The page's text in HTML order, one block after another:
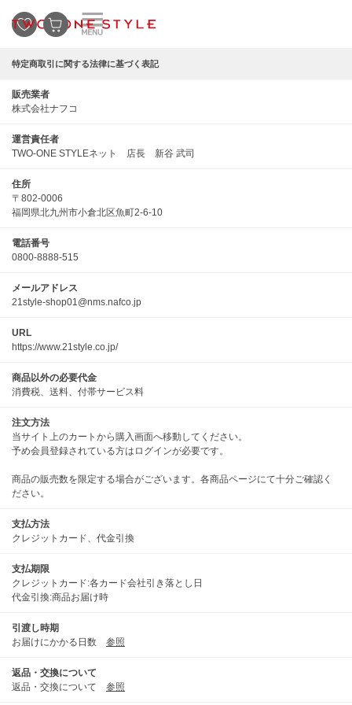
特定商取引に関する法律に基づく表記
販売業者
株式会社ナフコ
運営責任者
TWO-ONE STYLEネット 店長 新谷 武司
住所
〒802-0006
福岡県北九州市小倉北区魚町2-6-10
電話番号
0800-8888-515
メールアドレス
21style-shop01@nms.nafco.jp
URL
https://www.21style.co.jp/
商品以外の必要代金
消費税、送料、付帯サービス料
注文方法
当サイト上のカートから購入画面へ移動してください。
予め会員登録されている方はログインが必要です。
商品の販売数を限定する場合がございます。各商品ページにて十分ご確認く
ださい。
支払方法
クレジットカード、代金引換
支払期限
クレジットカード:各カード会社引き落とし日
代金引換:商品お届け時
引渡し時期
お届けにかかる日数 参照
返品・交換について
返品・交換について 参照